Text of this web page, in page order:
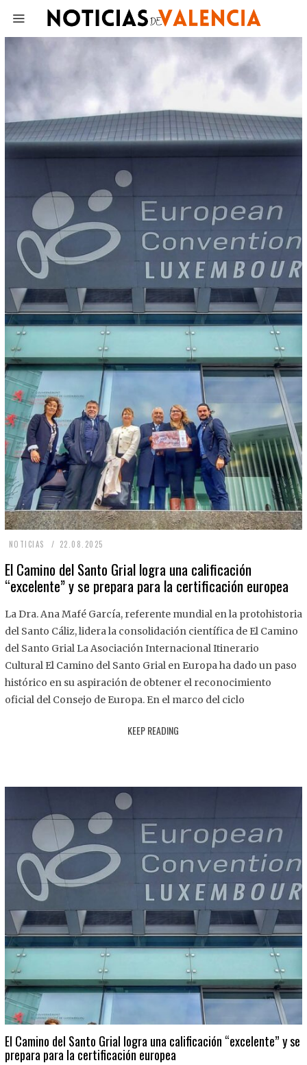
NOTICIAS 22.08.2025
.
8
2
2
El Camino del Santo Grial logra una calificación
“excelente” y se prepara para la certificación europea
La Dra. Ana Mafé García, referente mundial en la protohistoria
del Santo Cáliz, lidera la consolidación científica de El Camino
del Santo Grial La Asociación Internacional Itinerario
Cultural El Camino del Santo Grial en Europa ha dado un paso
histórico en su aspiración de obtener el reconocimiento
oficial del Consejo de Europa. En el marco del ciclo
KEEP READING
El Camino del Santo Grial logra una calificación “excelente” y se
prepara para la certificación europea